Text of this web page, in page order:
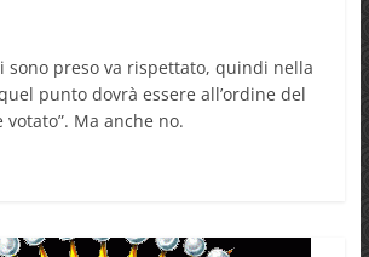
sono preso va rispettato, quindi nella
punto dovrà essere all’ordine del
Ma anche no.